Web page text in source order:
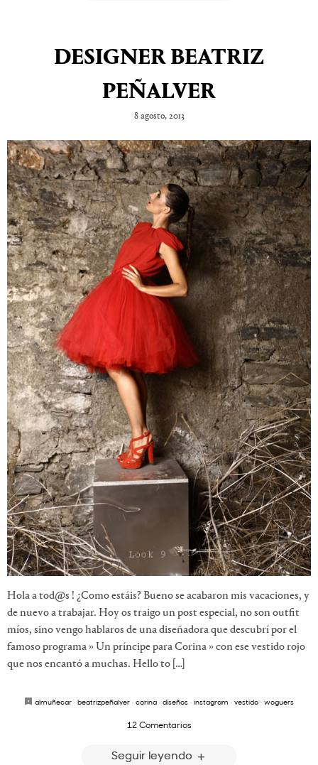
DESIGNER BEATRIZ
PEÑALVER
8 agosto, 2013
Hola a tod@s ! ¿Como estáis? Bueno se acabaron mis vacaciones, y
de nuevo a trabajar. Hoy os traigo un post especial, no son outfit
míos, sino vengo hablaros de una diseñadora que descubrí por el
famoso programa » Un príncipe para Corina » con ese vestido rojo
que nos encantó a muchas. Hello to […]
almuñecar · beatrizpeñalver · corina · diseños · instagram · vestido · woguers
12 Comentarios
Seguir leyendo